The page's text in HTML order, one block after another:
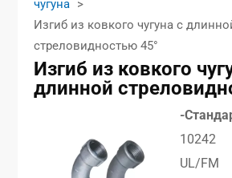
чугуна
Изгиб из ковкого чугуна с
стреловидностью 45°
Изгиб из ковкого
длинной
-
10242
UL/FM